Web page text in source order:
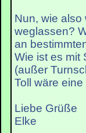
Nun, wie also
weglassen?
an
Wie ist es mit
(außer
Toll wäre
Liebe Grüße
Elke